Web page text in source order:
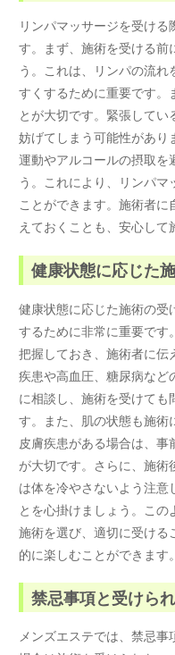
リンパマッサージを受け
す。まず、施術を受ける前
う。これは、リンパの流
すくするために重要です。
とが大切です。緊張して
妨げてしまう可能性があ
運動やアルコールの摂取を
う。これにより、リンパ
ことができます。施術者
えておくことも、安心して
健康状態に応じた
健康状態に応じた施術の
するために非常に重要で
把握しておき、施術者に
疾患や高血圧、糖尿病な
に相談し、施術を受けても
す。また、肌の状態も施
皮膚疾患がある場合は、
が大切です。さらに、施術
は体を冷やさないよう注意
とを心掛けましょう。こ
施術を選び、適切に受け
的に楽しむことができます。
禁忌事項と受けら
メンズエステでは、禁忌